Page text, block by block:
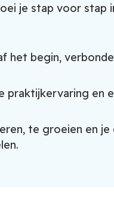
je stap voor stap
het begin,
praktijkervaring en
te groeien en je